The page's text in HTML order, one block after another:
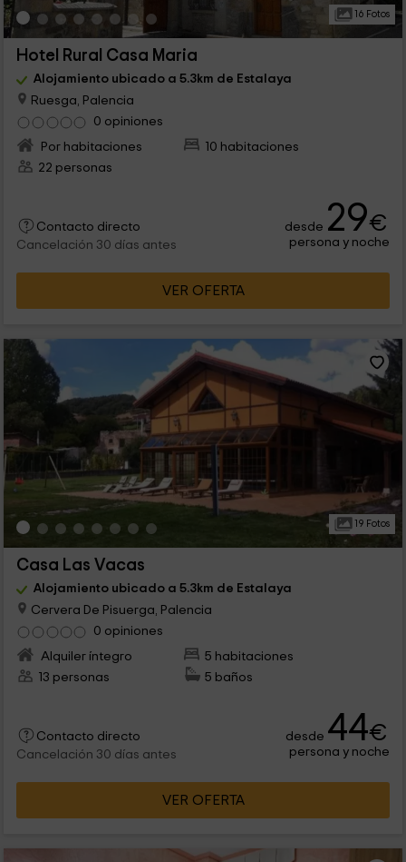
16 Fotos
Hotel Rural Casa Maria
Alojamiento ubicado a 5.3km de Estalaya
Ruesga, Palencia
0 opiniones
Por habitaciones
10 habitaciones
22 personas
Contacto directo
Cancelación 30 días antes
desde 29€
persona y noche
VER OFERTA
19 Fotos
Casa Las Vacas
Alojamiento ubicado a 5.3km de Estalaya
Cervera De Pisuerga, Palencia
0 opiniones
Alquiler íntegro
5 habitaciones
13 personas
5 baños
Contacto directo
Cancelación 30 días antes
desde 44€
persona y noche
VER OFERTA